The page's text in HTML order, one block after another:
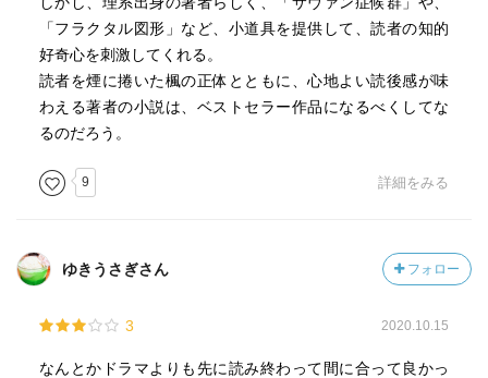
「フラクタル図形」など、小道具を提供して、読者の知的
好奇心を刺激してくれる。
読者を煙に捲いた楓の正体とともに、心地よい読後感が味
わえる著者の小説は、ベストセラー作品になるべくしてな
るのだろう。
9 詳細をみる
ゆきうさぎさん フォロー
3 2020.10.15
なんとかドラマよりも先に読み終わって間に合って良かっ